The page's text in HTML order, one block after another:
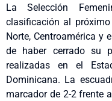
La Selección
clasificación al
Norte, Centroamérica y
de haber cerrado su
realizadas en el
Dominicana. La
marcador de 2-2 frente